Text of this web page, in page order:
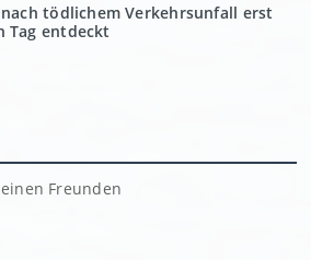
tödlichem Verkehrsunfall erst
Tag entdeckt
Freunden